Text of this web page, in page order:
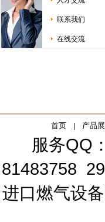
联系我们
在线交流
首页 产品
服务QQ
81483758
进口燃气设备